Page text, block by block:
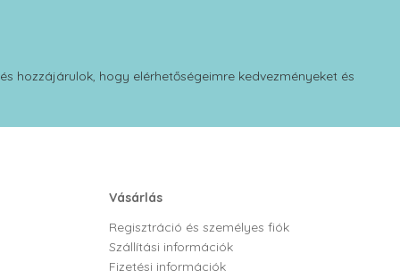
hozzájárulok, hogy elérhetőségeimre kedvezményeket és
Vásárlás
Regisztráció és személyes fiók
Szállítási információk
Fizetési információk